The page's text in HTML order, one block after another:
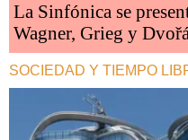
La Sinfónica se
Wagner, Grieg y
SOCIEDAD Y TIEMPO